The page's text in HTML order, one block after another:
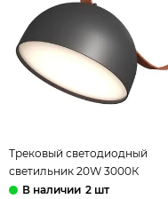
Трековый светодиодный
светильник 20W 3000К
ST453.436.20 чёрный Band ST-
2 шт